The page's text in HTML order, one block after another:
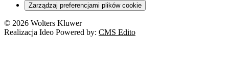
Zarządzaj preferencjami plików cookie
© 2026 Wolters Kluwer
Realizacja Ideo Powered by: CMS Edito